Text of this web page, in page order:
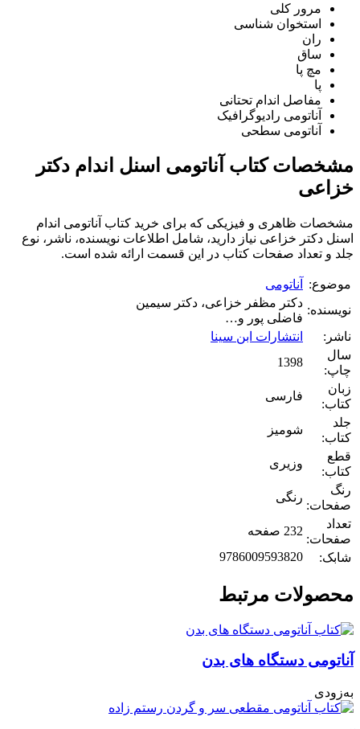
مرور کلی
استخوان شناسی
ران
ساق
مچ پا
پا
مفاصل اندام تحتانی
آناتومی رادیوگرافیک
آناتومی سطحی
مشخصات کتاب آناتومی اسنل اندام دکتر
خزاعی
مشخصات ظاهری و فیزیکی که برای خرید کتاب آناتومی اندام
اسنل دکتر خزاعی نیاز دارید، شامل اطلاعات نویسنده، ناشر، نوع
جلد و تعداد صفحات کتاب در این قسمت ارائه شده است.
موضوع:
آناتومی
نویسنده:
دکتر مظفر خزاعی، دکتر سیمین
فاضلی پور و…
ناشر:
انتشارات ابن سینا
سال
چاپ:
1398
زبان
کتاب:
فارسی
جلد
کتاب:
شومیز
قطع
کتاب:
وزیری
رنگ
صفحات:
رنگی
تعداد
صفحات:
232 صفحه
شابک:
9786009593820
محصولات مرتبط
آناتومی دستگاه های بدن
به‌زودی